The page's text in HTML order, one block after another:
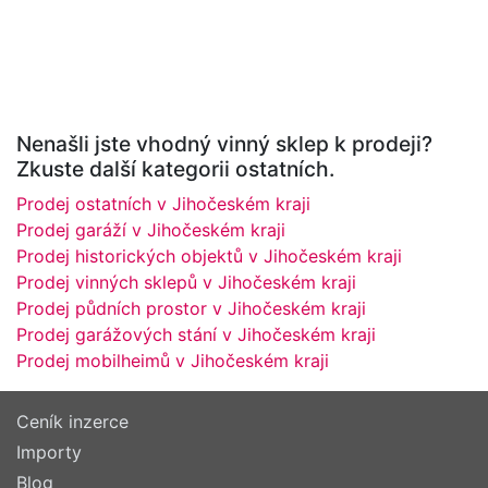
Nenašli jste vhodný vinný sklep k prodeji?
Zkuste další kategorii ostatních.
Prodej ostatních v Jihočeském kraji
Prodej garáží v Jihočeském kraji
Prodej historických objektů v Jihočeském kraji
Prodej vinných sklepů v Jihočeském kraji
Prodej půdních prostor v Jihočeském kraji
Prodej garážových stání v Jihočeském kraji
Prodej mobilheimů v Jihočeském kraji
Ceník inzerce
Importy
Blog